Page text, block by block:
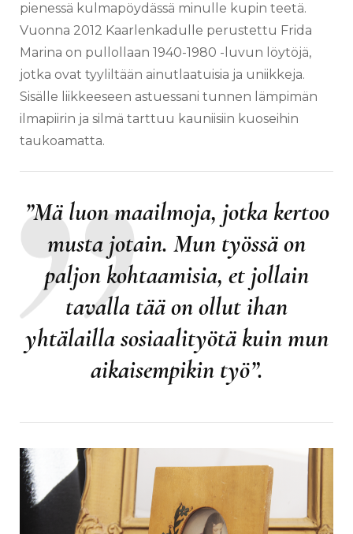
pienessä kulmapöydässä minulle kupin teetä.
Vuonna 2012 Kaarlenkadulle perustettu Frida
Marina on pullollaan 1940-1980 -luvun löytöjä,
jotka ovat tyyliltään ainutlaatuisia ja uniikkeja.
Sisälle liikkeeseen astuessani tunnen lämpimän
ilmapiirin ja silmä tarttuu kauniisiin kuoseihin
taukoamatta.
”Mä luon maailmoja, jotka kertoo
musta jotain. Mun työssä on
paljon kohtaamisia, et jollain
tavalla tää on ollut ihan
yhtälailla sosiaalityötä kuin mun
aikaisempikin työ”.